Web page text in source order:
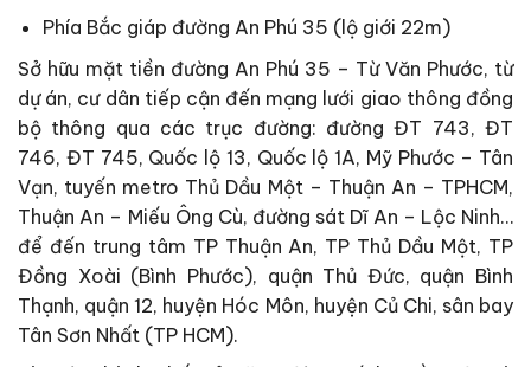
Phía Bắc giáp đường An Phú 35 (lộ giới 22m)
Sở hữu mặt tiền đường An Phú 35 – Từ Văn Phước, từ
dự án, cư dân tiếp cận đến mạng lưới giao thông đồng
bộ thông qua các trục đường: đường ĐT 743, ĐT
746, ĐT 745, Quốc lộ 13, Quốc lộ 1A, Mỹ Phước – Tân
Vạn, tuyến metro Thủ Dầu Một – Thuận An – TPHCM,
Thuận An – Miếu Ông Cù, đường sát Dĩ An – Lộc Ninh…
để đến trung tâm TP Thuận An, TP Thủ Dầu Một, TP
Đồng Xoài (Bình Phước), quận Thủ Đức, quận Bình
Thạnh, quận 12, huyện Hóc Môn, huyện Củ Chi, sân bay
Tân Sơn Nhất (TP HCM).